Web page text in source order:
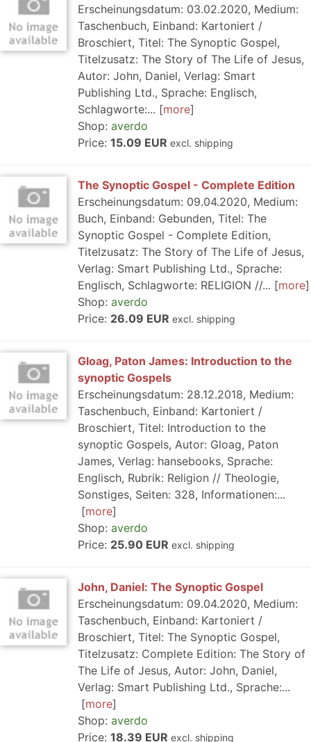
Erscheinungsdatum: 03.02.2020, Medium:
Taschenbuch, Einband: Kartoniert /
Broschiert, Titel: The Synoptic Gospel,
Titelzusatz: The Story of The Life of Jesus,
Autor: John, Daniel, Verlag: Smart
Publishing Ltd., Sprache: Englisch,
Schlagworte:...
more
Shop: averdo
Price: 15.09 EUR excl. shipping
The Synoptic Gospel - Complete Edition
Erscheinungsdatum: 09.04.2020, Medium:
Buch, Einband: Gebunden, Titel: The
Synoptic Gospel - Complete Edition,
Titelzusatz: The Story of The Life of Jesus,
Verlag: Smart Publishing Ltd., Sprache:
Englisch, Schlagworte: RELIGION //...
more
Shop: averdo
Price: 26.09 EUR excl. shipping
Gloag, Paton James: Introduction to the
synoptic Gospels
Erscheinungsdatum: 28.12.2018, Medium:
Taschenbuch, Einband: Kartoniert /
Broschiert, Titel: Introduction to the
synoptic Gospels, Autor: Gloag, Paton
James, Verlag: hansebooks, Sprache:
Englisch, Rubrik: Religion // Theologie,
Sonstiges, Seiten: 328, Informationen:...
more
Shop: averdo
Price: 25.90 EUR excl. shipping
John, Daniel: The Synoptic Gospel
Erscheinungsdatum: 09.04.2020, Medium:
Taschenbuch, Einband: Kartoniert /
Broschiert, Titel: The Synoptic Gospel,
Titelzusatz: Complete Edition: The Story of
The Life of Jesus, Autor: John, Daniel,
Verlag: Smart Publishing Ltd., Sprache:...
more
Shop: averdo
Price: 18.39 EUR excl. shipping